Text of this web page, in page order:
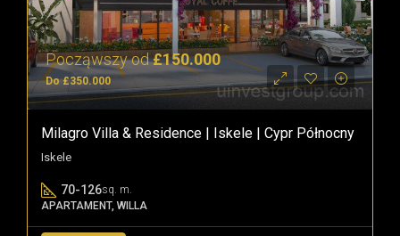
Począwszy od£150.000
Do £350.000
Milagro Villa & Residence | Iskele | Cypr Północny
Iskele
70-126sq. m.
APARTAMENT, WILLA